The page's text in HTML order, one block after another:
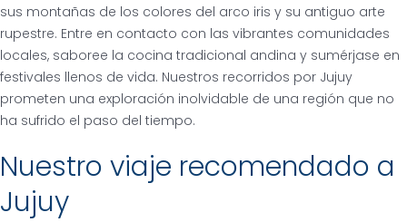
sus montañas de los colores del arco iris y su antiguo arte
rupestre. Entre en contacto con las vibrantes comunidades
locales, saboree la cocina tradicional andina y sumérjase en
festivales llenos de vida. Nuestros recorridos por Jujuy
prometen una exploración inolvidable de una región que no
ha sufrido el paso del tiempo.
Nuestro viaje recomendado a
Jujuy